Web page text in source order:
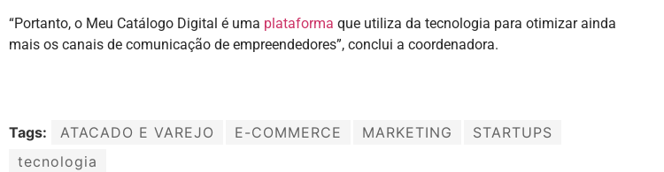
“Portanto, o Meu Catálogo Digital é uma plataforma que utiliza da tecnologia para otimizar ainda
mais os canais de comunicação de empreendedores”, conclui a coordenadora.
Tags: ATACADO E VAREJO E-COMMERCE MARKETING
STARTUPS
tecnologia